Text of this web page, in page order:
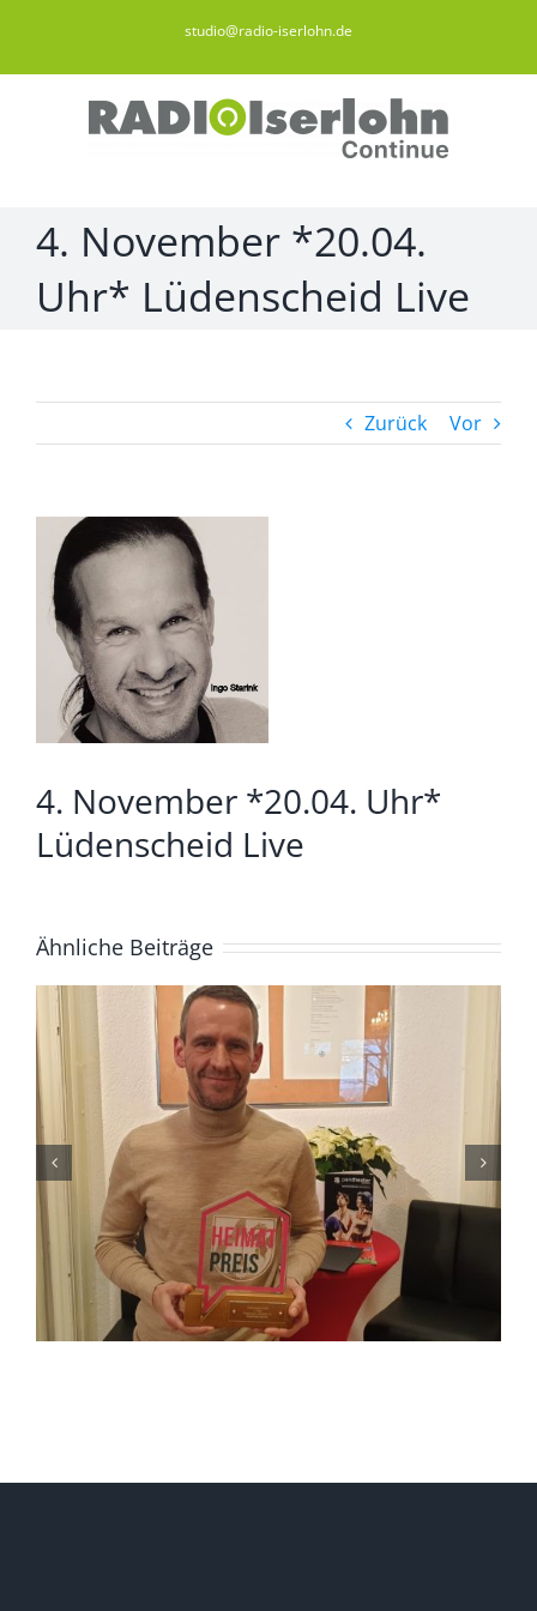
springen
studio@radio-iserlohn.de
4. November *20.04.
Uhr* Lüdenscheid Live
Zurück Vor
Zeige
grösseres
Bild
4. November *20.04. Uhr*
Lüdenscheid Live
Ähnliche Beiträge
4. August *20.04. Uhr*
Lüdenscheid Live mit Ingo
Starink